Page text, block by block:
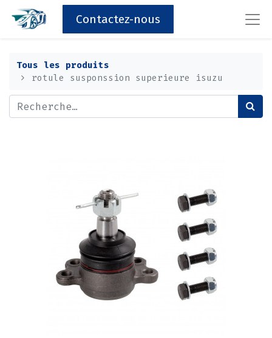
Contactez-nous
Tous les produits
rotule susponssion superieure isuzu